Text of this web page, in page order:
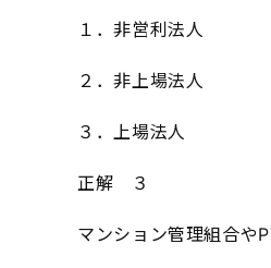
１．非営利法人
２．非上場法人
３．上場法人
正解 ３
マンション管理組合や